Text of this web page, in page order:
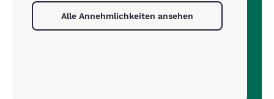
Alle Annehmlichkeiten ansehen